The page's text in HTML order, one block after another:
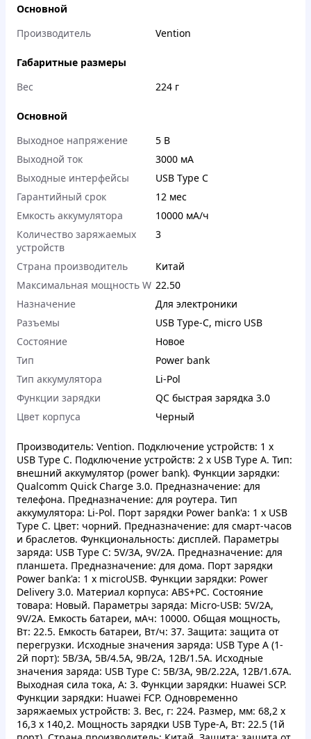
Основной
Производитель
Vention
Габаритные размеры
Вес
224 г
Основной
Выходное напряжение
5 В
Выходной ток
3000 мА
Выходные интерфейсы
USB Type C
Гарантийный срок
12 мес
Емкость аккумулятора
10000 мА/ч
Количество заряжаемых
устройств
3
Страна производитель
Китай
Максимальная мощность W 22.50
Назначение
Для электроники
Разъемы
USB Type-C, micro USB
Состояние
Новое
Тип
Power bank
Тип аккумулятора
Li-Pol
Функции зарядки
QC быстрая зарядка 3.0
Цвет корпуса
Черный
Производитель: Vention. Подключение устройств: 1 x
USB Type C. Подключение устройств: 2 x USB Type A. Тип:
внешний аккумулятор (power bank). Функции зарядки:
Qualcomm Quick Charge 3.0. Предназначение: для
телефона. Предназначение: для роутера. Тип
аккумулятора: Li-Pol. Порт зарядки Power bank'a: 1 x USB
Type C. Цвет: чорний. Предназначение: для смарт-часов
и браслетов. Функциональность: дисплей. Параметры
заряда: USB Type C: 5V/3A, 9V/2A. Предназначение: для
планшета. Предназначение: для дома. Порт зарядки
Power bank'a: 1 x microUSB. Функции зарядки: Power
Delivery 3.0. Материал корпуса: ABS+PC. Состояние
товара: Новый. Параметры заряда: Micro-USB: 5V/2A,
9V/2A. Емкость батареи, мАч: 10000. Общая мощность,
Вт: 22.5. Емкость батареи, Вт/ч: 37. Защита: защита от
перегрузки. Исходные значения заряда: USB Type A (1-
2й порт): 5В/3А, 5В/4.5А, 9В/2А, 12В/1.5А. Исходные
значения заряда: USB Type C: 5В/3А, 9В/2.22А, 12В/1.67А.
Выходная сила тока, А: 3. Функции зарядки: Huawei SCP.
Функции зарядки: Huawei FCP. Одновременно
заряжаемых устройств: 3. Вес, г: 224. Размер, мм: 68,2 x
16,3 x 140,2. Мощность зарядки USB Type-A, Вт: 22.5 (1й